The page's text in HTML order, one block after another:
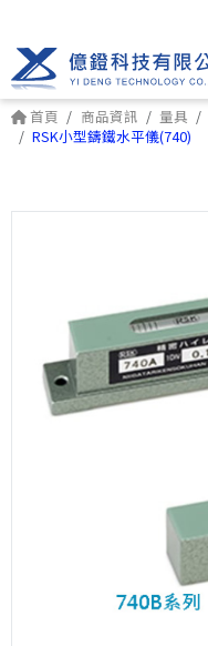
首頁 商品資訊 量具
RSK小型鑄鐵水平儀(740)